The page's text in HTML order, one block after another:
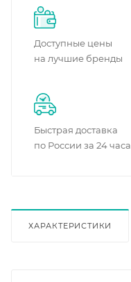
Доступные цены
на лучшие бренды
Быстрая доставка
по России за 24 часа
ХАРАКТЕРИСТИКИ